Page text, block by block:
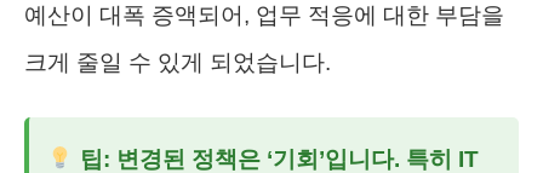
예산이 대폭 증액되어, 업무 적응에 대한 부담을
크게 줄일 수 있게 되었습니다.
팁: 변경된 정책은 ‘기회’입니다. 특히 IT